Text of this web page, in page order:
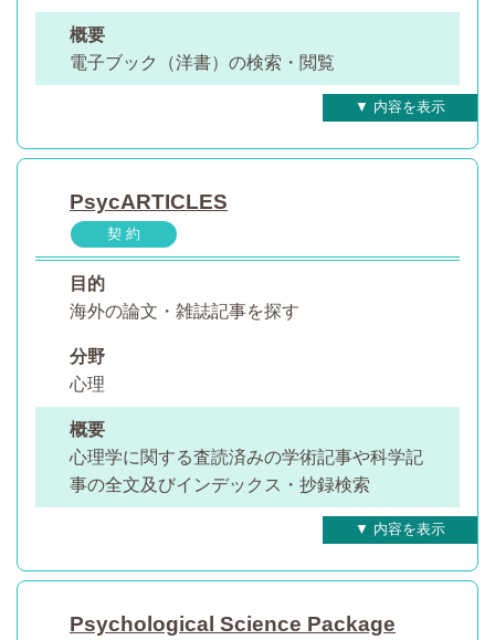
概要
電子ブック（洋書）の検索・閲覧
PsycARTICLES
契 約
目的
海外の論文・雑誌記事を探す
分野
心理
概要
心理学に関する査読済みの学術記事や科学記
事の全文及びインデックス・抄録検索
Psychological Science Package